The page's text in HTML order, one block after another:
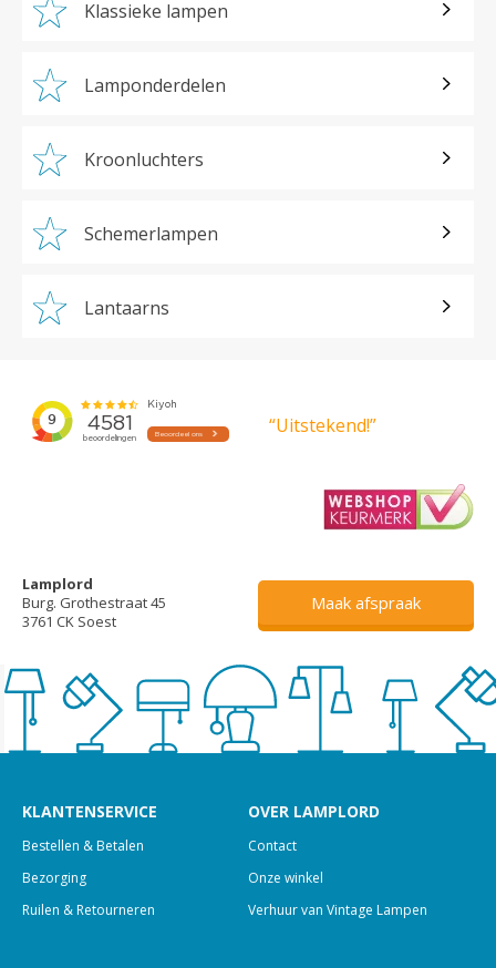
Klassieke lampen
Lamponderdelen
Kroonluchters
Schemerlampen
Lantaarns
“Uitstekend!”
Lamplord
Burg. Grothestraat 45
3761 CK Soest
Maak afspraak
KLANTENSERVICE
Bestellen & Betalen
Bezorging
Ruilen & Retourneren
OVER LAMPLORD
Contact
Onze winkel
Verhuur van Vintage Lampen